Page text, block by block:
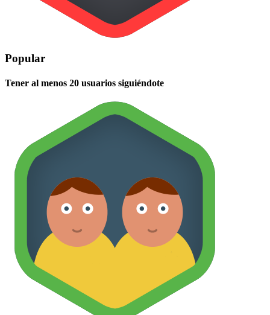
Popular
Tener al menos 20 usuarios siguiéndote